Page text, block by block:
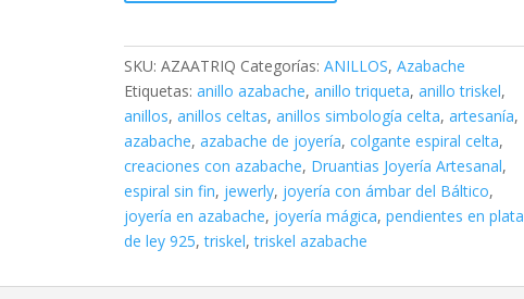
SKU:AZAATRIQ Categorías:ANILLOS,Azabache
Etiquetas:anillo azabache,anillo triqueta,anillo triskel,
anillos,anillos celtas,anillos simbología celta,artesanía,
azabache,azabache de joyería,colgante espiral celta,
creaciones con azabache, Druantias Joyería Artesanal,
espiral sin fin, jewerly, joyería con ámbar del Báltico,
joyería en azabache, joyería mágica,pendientes en plata
de ley 925,triskel,triskel azabache